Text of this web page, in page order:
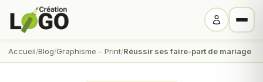
Accueil Blog Graphisme - Print Réussir ses faire-part de mariage